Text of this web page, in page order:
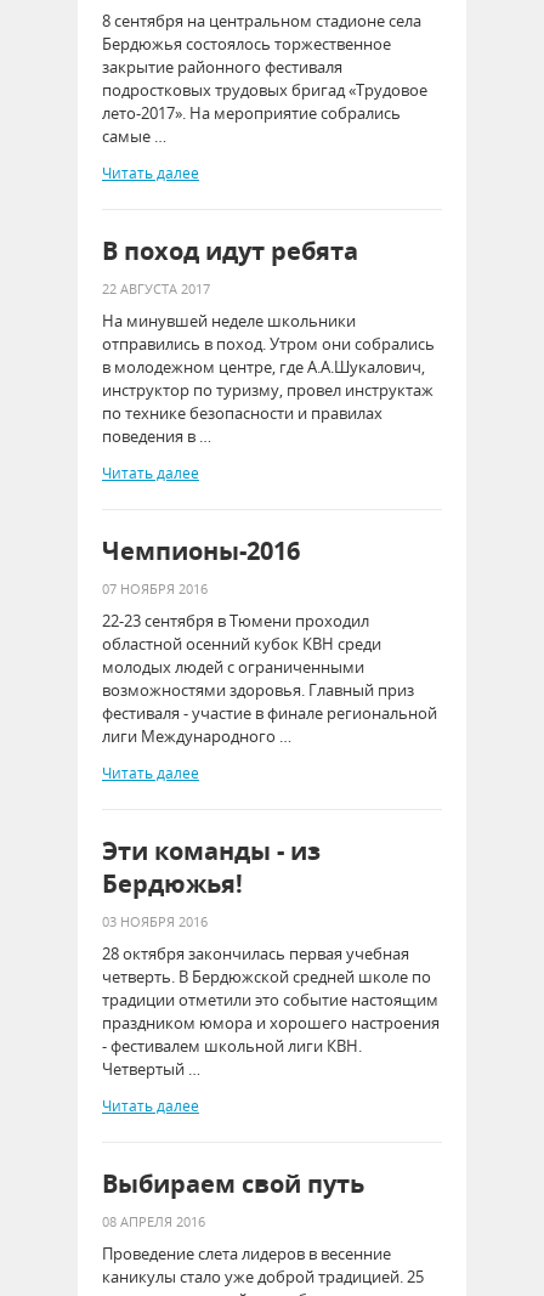
8 сентября на центральном стадионе села
Бердюжья состоялось торжественное
закрытие районного фестиваля
подростковых трудовых бригад «Трудовое
лето-2017». На мероприятие собрались
самые …
Читать далее
В поход идут ребята
22 АВГУСТА 2017
На минувшей неделе школьники
отправились в поход. Утром они собрались
в молодежном центре, где А.А.Шукалович,
инструктор по туризму, провел инструктаж
по технике безопасности и правилах
поведения в …
Читать далее
Чемпионы-2016
07 НОЯБРЯ 2016
22-23 сентября в Тюмени проходил
областной осенний кубок КВН среди
молодых людей с ограниченными
возможностями здоровья. Главный приз
фестиваля - участие в финале региональной
лиги Международного …
Читать далее
Эти команды - из
Бердюжья!
03 НОЯБРЯ 2016
28 октября закончилась первая учебная
четверть. В Бердюжской средней школе по
традиции отметили это событие настоящим
праздником юмора и хорошего настроения
- фестивалем школьной лиги КВН.
Четвертый …
Читать далее
Выбираем свой путь
08 АПРЕЛЯ 2016
Проведение слета лидеров в весенние
каникулы стало уже доброй традицией. 25